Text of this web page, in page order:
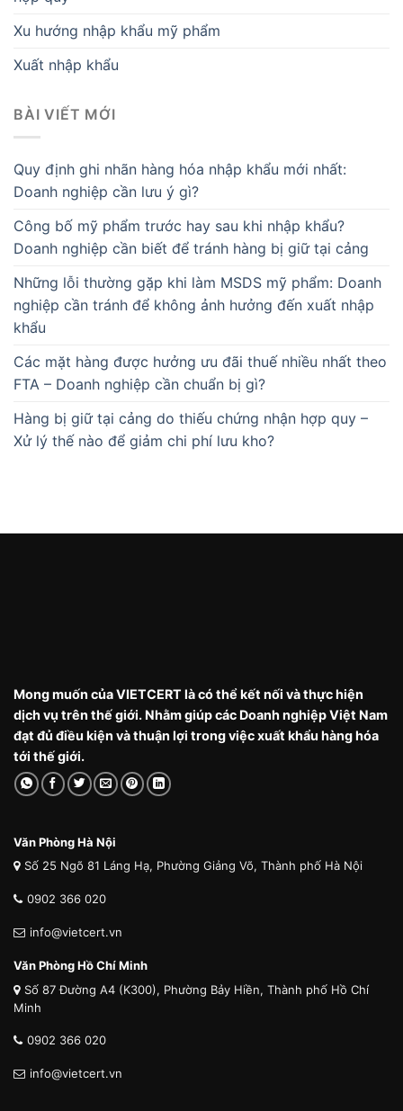
Xu hướng nhập khẩu mỹ phẩm
Xuất nhập khẩu
BÀI VIẾT MỚI
Quy định ghi nhãn hàng hóa nhập khẩu mới nhất:
Doanh nghiệp cần lưu ý gì?
Công bố mỹ phẩm trước hay sau khi nhập khẩu?
Doanh nghiệp cần biết để tránh hàng bị giữ tại cảng
Những lỗi thường gặp khi làm MSDS mỹ phẩm: Doanh
nghiệp cần tránh để không ảnh hưởng đến xuất nhập
khẩu
Các mặt hàng được hưởng ưu đãi thuế nhiều nhất theo
FTA – Doanh nghiệp cần chuẩn bị gì?
Hàng bị giữ tại cảng do thiếu chứng nhận hợp quy –
Xử lý thế nào để giảm chi phí lưu kho?
Mong muốn của VIETCERT là có thể kết nối và thực hiện
dịch vụ trên thế giới. Nhằm giúp các Doanh nghiệp Việt Nam
đạt đủ điều kiện và thuận lợi trong việc xuất khẩu hàng hóa
tới thế giới.
Văn Phòng Hà Nội
Số 25 Ngõ 81 Láng Hạ, Phường Giảng Võ, Thành phố Hà Nội
0902 366 020
info@vietcert.vn
Văn Phòng Hồ Chí Minh
Số 87 Đường A4 (K300), Phường Bảy Hiền, Thành phố Hồ Chí
Minh
0902 366 020
info@vietcert.vn